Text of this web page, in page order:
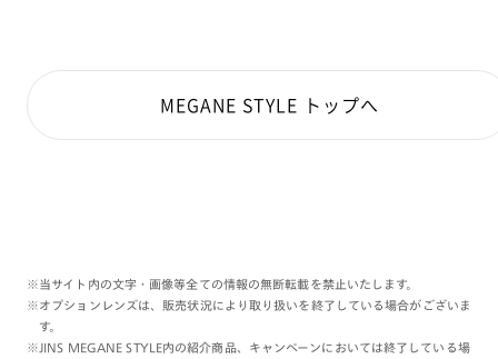
MEGANE STYLE トップへ
※当サイト内の文字・画像等全ての情報の無断転載を禁止いたします。
※オプションレンズは、販売状況により取り扱いを終了している場合がございま
す。
※JINS MEGANE STYLE内の紹介商品、キャンペーンにおいては終了している場